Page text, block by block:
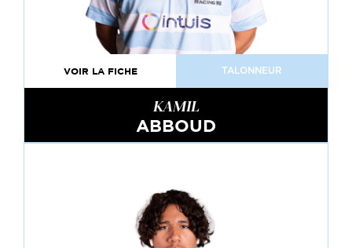
VOIR LA FICHE TALONNEUR
KAMIL
ABBOUD